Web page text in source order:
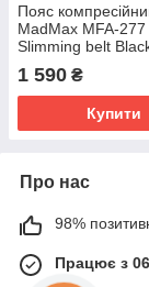
Пояс
MadMax MFA-277
Slimming belt
1 590 ₴
Купити
Про нас
98%
Працює з